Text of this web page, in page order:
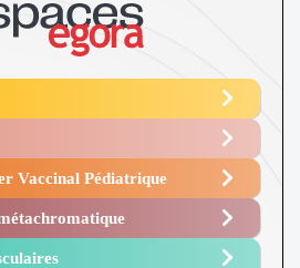
Vaccinal Pédiatrique